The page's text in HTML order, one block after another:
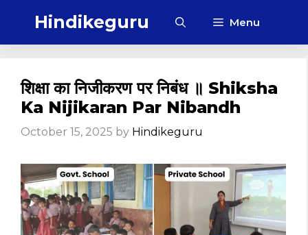
Hindikeguru Menu
शिक्षा का निजीकरण पर निबंध ॥ Shiksha
Ka Nijikaran Par Nibandh
October 15, 2025 by Hindikeguru